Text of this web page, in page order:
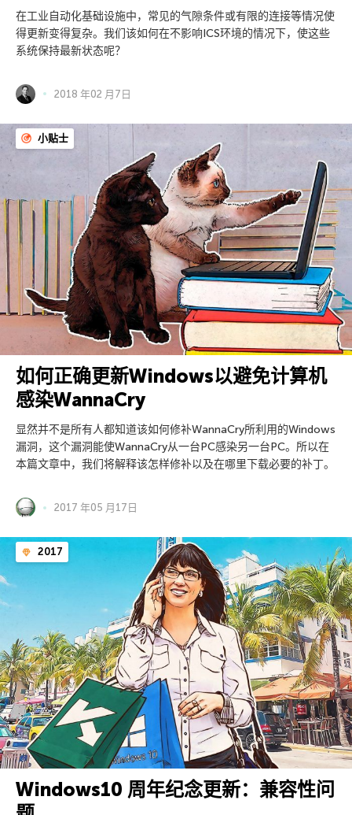
在工业自动化基础设施中，常见的气隙条件或有限的连接等情况使
得更新变得复杂。我们该如何在不影响ICS环境的情况下，使这些
系统保持最新状态呢？
2018 年02 月7日
小贴士
如何正确更新Windows以避免计算机
感染WannaCry
显然并不是所有人都知道该如何修补WannaCry所利用的Windows
漏洞，这个漏洞能使WannaCry从一台PC感染另一台PC。所以在
本篇文章中，我们将解释该怎样修补以及在哪里下载必要的补丁。
2017 年05 月17日
2017
Windows10 周年纪念更新：兼容性问